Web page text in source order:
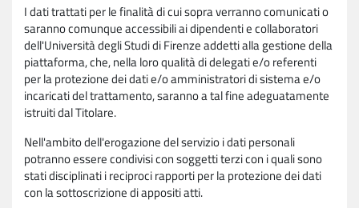
I dati trattati per le finalità di cui sopra verranno comunicati o
saranno comunque accessibili ai dipendenti e collaboratori
dell'Università degli Studi di Firenze addetti alla gestione della
piattaforma, che, nella loro qualità di delegati e/o referenti
per la protezione dei dati e/o amministratori di sistema e/o
incaricati del trattamento, saranno a tal fine adeguatamente
istruiti dal Titolare.
Nell'ambito dell'erogazione del servizio i dati personali
potranno essere condivisi con soggetti terzi con i quali sono
stati disciplinati i reciproci rapporti per la protezione dei dati
con la sottoscrizione di appositi atti.